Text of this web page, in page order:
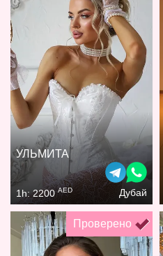
УЛЬМИТА
1h: 2200AED Дубай
Проверено